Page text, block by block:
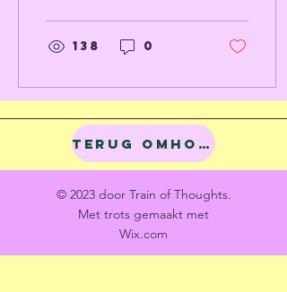
in België
138 0
Terug omhoog
© 2023 door Train of Thoughts.
Met trots gemaakt met
Wix.com